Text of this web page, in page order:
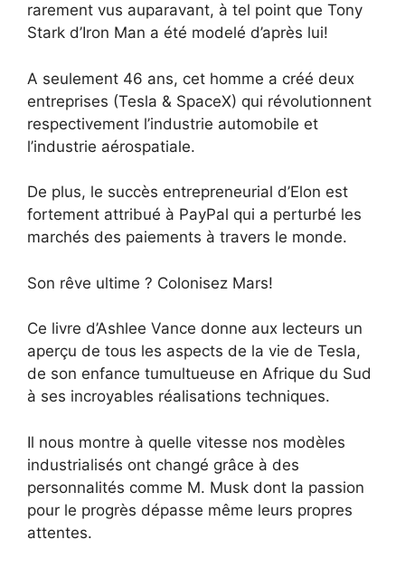
rarement vus auparavant, à tel point que Tony
Stark d’Iron Man a été modelé d’après lui!
A seulement 46 ans, cet homme a créé deux
entreprises (Tesla & SpaceX) qui révolutionnent
respectivement l’industrie automobile et
l’industrie aérospatiale.
De plus, le succès entrepreneurial d’Elon est
fortement attribué à PayPal qui a perturbé les
marchés des paiements à travers le monde.
Son rêve ultime ? Colonisez Mars!
Ce livre d’Ashlee Vance donne aux lecteurs un
aperçu de tous les aspects de la vie de Tesla,
de son enfance tumultueuse en Afrique du Sud
à ses incroyables réalisations techniques.
Il nous montre à quelle vitesse nos modèles
industrialisés ont changé grâce à des
personnalités comme M. Musk dont la passion
pour le progrès dépasse même leurs propres
attentes.